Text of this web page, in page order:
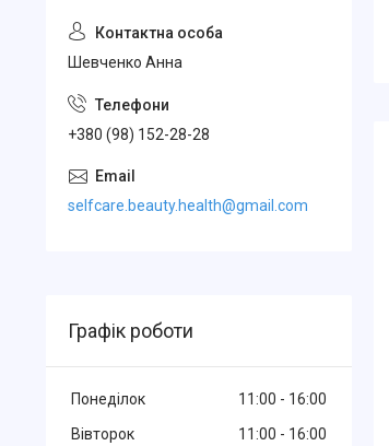
Шевченко Анна
+380 (98) 152-28-28
selfcare.beauty.health@gmail.com
Графік роботи
Понеділок 11:00
16:00
Вівторок
11:00
16:00